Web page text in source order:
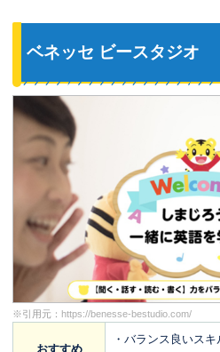
ベネッセ ビースタジオ
※引用元： https://benesse-bestudio.com/
おすすめ
・バランス良いス